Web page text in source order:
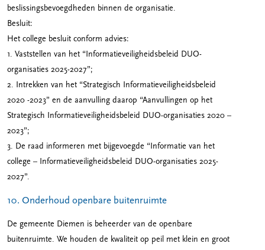
beslissingsbevoegdheden binnen de organisatie.
Besluit:
Het college besluit conform advies:
1. Vaststellen van het “Informatieveiligheidsbeleid DUO-
organisaties 2025-2027”;
2. Intrekken van het “Strategisch Informatieveiligheidsbeleid
2020 -2023” en de aanvulling daarop “Aanvullingen op het
Strategisch Informatieveiligheidsbeleid DUO-organisaties 2020 –
2023”;
3. De raad informeren met bijgevoegde “Informatie van het
college – Informatieveiligheidsbeleid DUO-organisaties 2025-
2027”.
10. Onderhoud openbare buitenruimte
De gemeente Diemen is beheerder van de openbare
buitenruimte. We houden de kwaliteit op peil met klein en groot